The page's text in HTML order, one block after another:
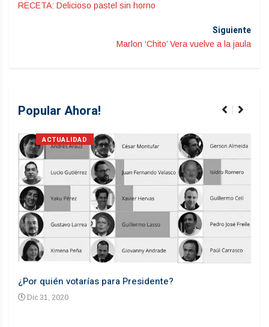
RECETA: Delicioso pastel sin horno
Siguiente
Marlon ‘Chito’ Vera vuelve a la jaula
Popular Ahora!
ACTUALIDAD
¿Por quién votarías para Presidente?
Dic 31, 2020